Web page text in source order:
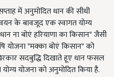
में अनुमोदित धान की सीधी
के बावजूद एक स्वागत योग्य
ना बोएं हरियाणा का किसान" जैसी
योजना "मक्का बोएं किसान" को
सदबुद्धि दिखाते हूए धान फसल
योजना को अनुमोदित किया है.